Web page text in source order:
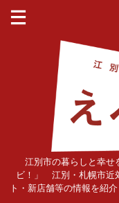
江別市の暮らしと幸せ
ビ！」 江別・札幌市近
ト・新店舗等の情報を紹